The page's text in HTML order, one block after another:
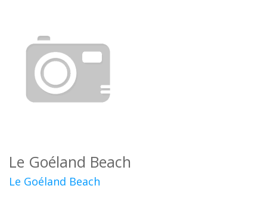
Le Goéland Beach
Le Goéland Beach